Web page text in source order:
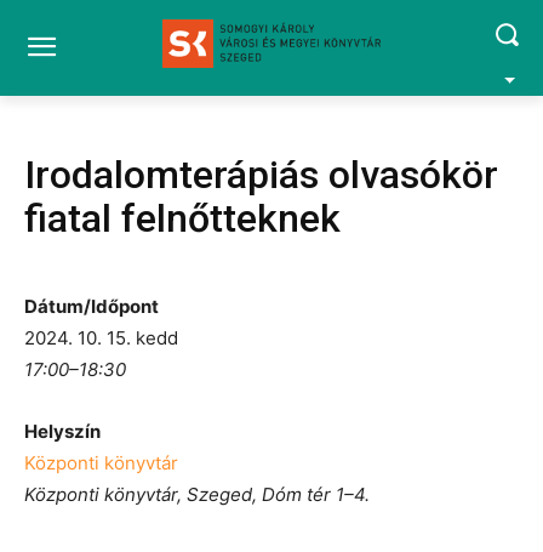
Irodalomterápiás olvasókör
fiatal felnőtteknek
Dátum/Időpont
2024. 10. 15. kedd
17:00–18:30
Helyszín
Központi könyvtár
Központi könyvtár, Szeged, Dóm tér 1–4.